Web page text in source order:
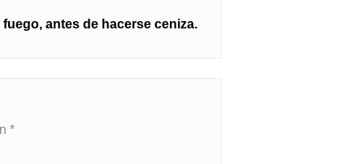
fuego, antes de hacerse ceniza.
*